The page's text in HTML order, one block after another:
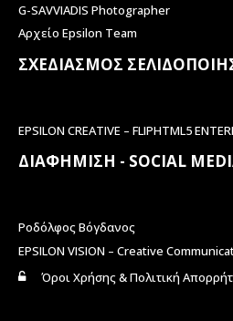
G-SAVVIADIS Photographer
Αρχείο Epsilon Team
ΣΧΕΔΙΑΣΜΟΣ
EPSILON CREATIVE – FLIPHTML5
ΔΙΑΦΗΜΙΣΗ - SOCIAL
Ροδόλφος Βόγδανος
EPSILON VISION – Creative
Όροι Χρήσης & Πολιτική